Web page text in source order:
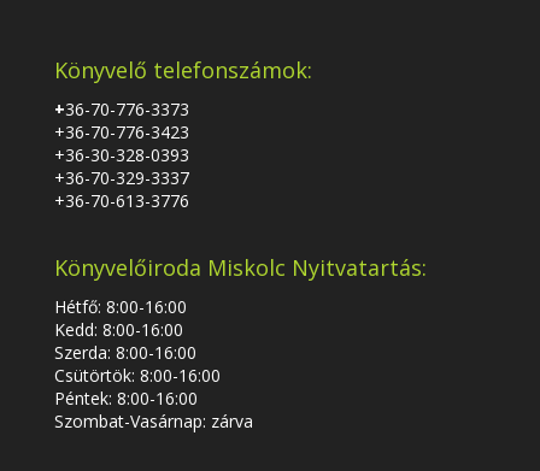
Könyvelő telefonszámok:
+36-70-776-3373
+36-70-776-3423
+36-30-328-0393
+36-70-329-3337
+36-70-613-3776
Könyvelőiroda Miskolc Nyitvatartás:
Hétfő: 8:00-16:00
Kedd: 8:00-16:00
Szerda: 8:00-16:00
Csütörtök: 8:00-16:00
Péntek: 8:00-16:00
Szombat-Vasárnap: zárva